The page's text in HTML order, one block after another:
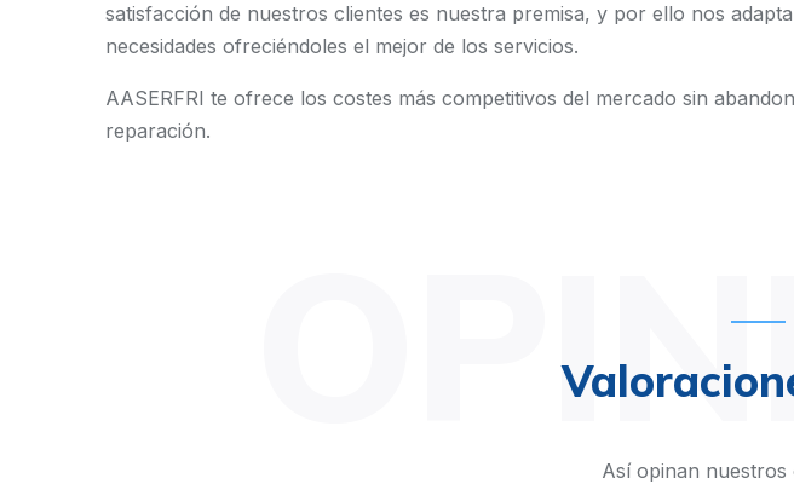
satisfacción de nuestros clientes es nuestra premisa, y por ello nos
necesidades ofreciéndoles el mejor de los servicios.
AASERFRI te ofrece los costes más competitivos del mercado sin
reparación.
Así opinan nuestros